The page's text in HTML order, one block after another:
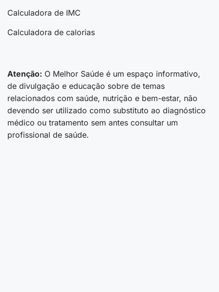
Calculadora de IMC
Calculadora de calorias
Atenção: O Melhor Saúde é um espaço informativo,
de divulgação e educação sobre de temas
relacionados com saúde, nutrição e bem-estar, não
devendo ser utilizado como substituto ao diagnóstico
médico ou tratamento sem antes consultar um
profissional de saúde.